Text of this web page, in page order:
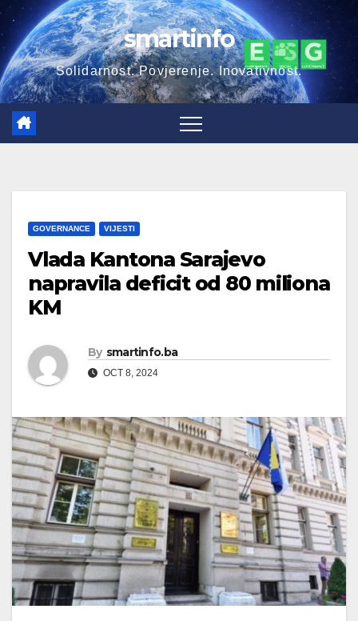
Skip
to
content
smartinfo
Solidarnost. Povjerenje. Inovativnost.
GOVERNANCE VIJESTI
Vlada Kantona Sarajevo
napravila deficit od 80 miliona
KM
By smartinfo.ba
OCT 8, 2024